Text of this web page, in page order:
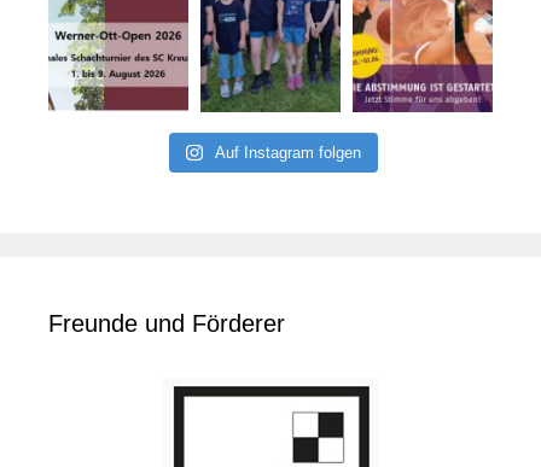
Auf Instagram folgen
Freunde und Förderer